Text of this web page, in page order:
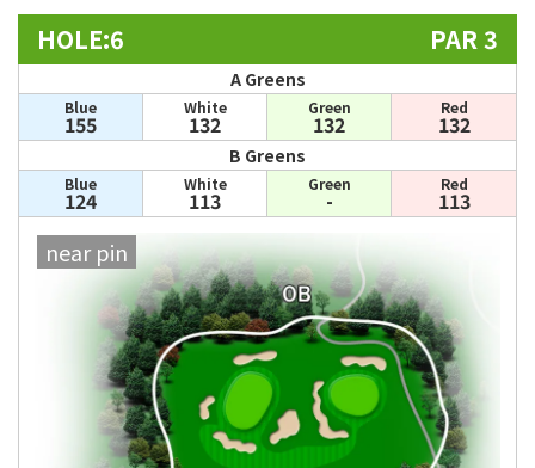
HOLE:6 PAR 3
A Greens
Blue
155
White
132
Green
132
Red
132
B Greens
Blue
124
White
113
Green
-
Red
113
near pin